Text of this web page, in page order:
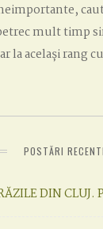
mult timp
la același rang
POSTĂRI
DIN